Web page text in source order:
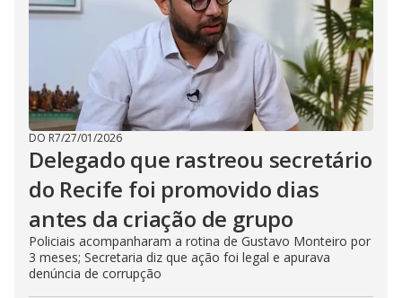
DO R7/27/01/2026
Delegado que rastreou secretário
do Recife foi promovido dias
antes da criação de grupo
Policiais acompanharam a rotina de Gustavo Monteiro por
3 meses; Secretaria diz que ação foi legal e apurava
denúncia de corrupção